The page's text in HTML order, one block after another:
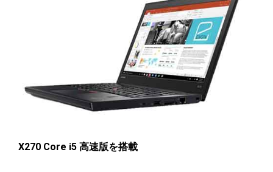
X270 Core i5 高速版を搭載